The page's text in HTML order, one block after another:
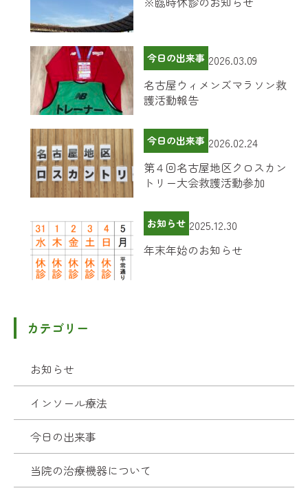
今日の出来事 2026.03.09
名古屋ウィメンズマラソン救
護活動報告
今日の出来事 2026.02.24
第４回名古屋地区クロスカン
トリー大会救護活動参加
お知らせ 2025.12.30
年末年始のお知らせ
カテゴリー
お知らせ
インソール療法
今日の出来事
当院の治療機器について